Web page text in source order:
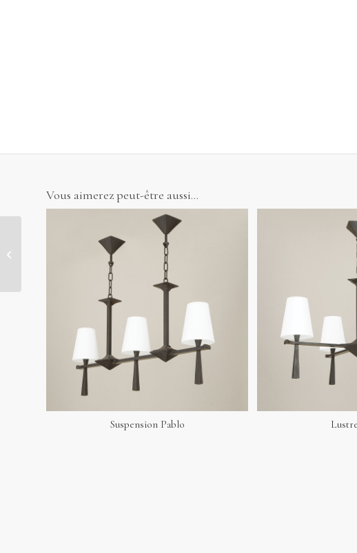
Vous aimerez peut-être aussi…
Suspension Pablo